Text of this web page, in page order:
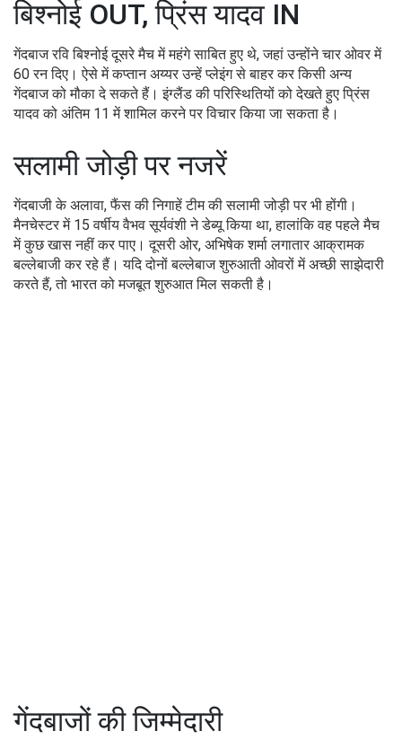
बिश्नोई OUT, प्रिंस यादव IN
गेंदबाज रवि बिश्नोई दूसरे मैच में महंगे साबित हुए थे, जहां उन्होंने चार ओवर में
60 रन दिए। ऐसे में कप्तान अय्यर उन्हें प्लेइंग से बाहर कर किसी अन्य
गेंदबाज को मौका दे सकते हैं। इंग्लैंड की परिस्थितियों को देखते हुए प्रिंस
यादव को अंतिम 11 में शामिल करने पर विचार किया जा सकता है।
सलामी जोड़ी पर नजरें
गेंदबाजी के अलावा, फैंस की निगाहें टीम की सलामी जोड़ी पर भी होंगी।
मैनचेस्टर में 15 वर्षीय वैभव सूर्यवंशी ने डेब्यू किया था, हालांकि वह पहले मैच
में कुछ खास नहीं कर पाए। दूसरी ओर, अभिषेक शर्मा लगातार आक्रामक
बल्लेबाजी कर रहे हैं। यदि दोनों बल्लेबाज शुरुआती ओवरों में अच्छी साझेदारी
करते हैं, तो भारत को मजबूत शुरुआत मिल सकती है।
गेंदबाजों की जिम्मेदारी